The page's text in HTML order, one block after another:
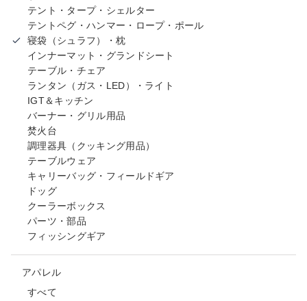
テント・タープ・シェルター
テントペグ・ハンマー・ロープ・ポール
寝袋（シュラフ）・枕
インナーマット・グランドシート
テーブル・チェア
ランタン（ガス・LED）・ライト
IGT＆キッチン
バーナー・グリル用品
焚火台
調理器具（クッキング用品）
テーブルウェア
キャリーバッグ・フィールドギア
ドッグ
クーラーボックス
パーツ・部品
フィッシングギア
アパレル
すべて